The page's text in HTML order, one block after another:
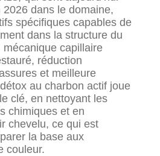
dans le domaine,
spécifiques capables de
dans la structure du
capillaire
réduction
et meilleure
au charbon actif joue
clé, en nettoyant les
chimiques et en
chevelu, ce qui est
la base aux
couleur.